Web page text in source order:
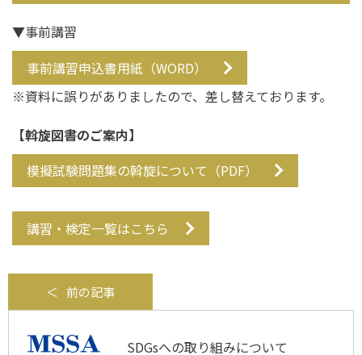
▼事前講習
事前講習申込書用紙（WORD）
※資料に誤りがありましたので、差し替えております。
【斡旋図書のご案内】
模擬試験問題集の斡旋について（PDF）
講習・検定一覧はこちら
前の記事
SDGsへの取り組みについて